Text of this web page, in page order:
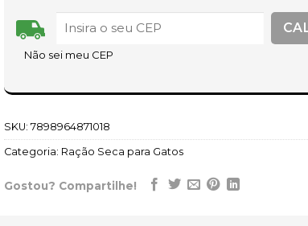
Não sei meu CEP
SKU: 7898964871018
Categoria: Ração Seca para Gatos
Gostou? Compartilhe!